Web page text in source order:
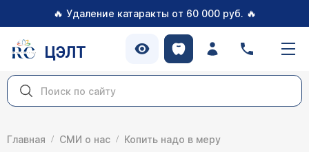
🔥 Удаление катаракты от 60 000 руб. 🔥
ЦЭЛТ
Главная СМИ о нас Копить надо в меру